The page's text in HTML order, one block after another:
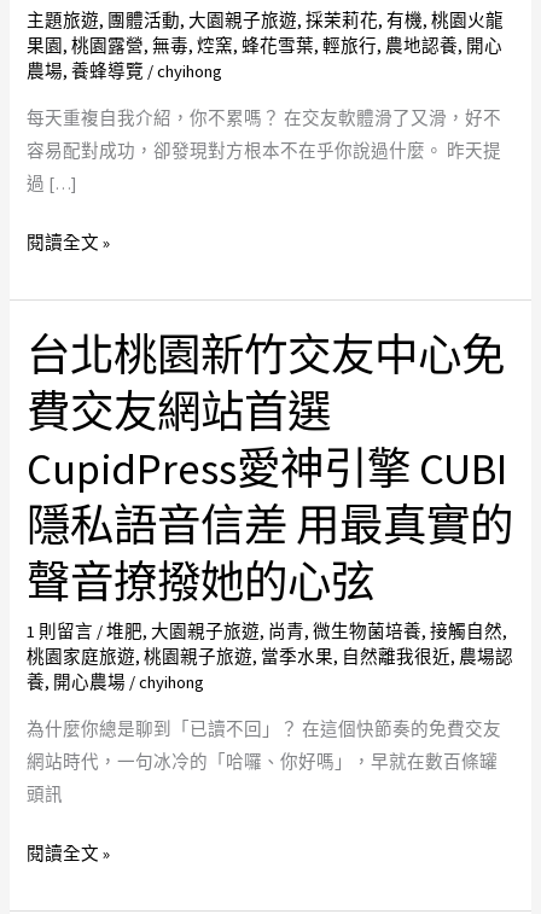
主題旅遊, 團體活動,大園親子旅遊,採茉莉花,有機,桃園火龍
果園,桃園露營,無毒,焢窯,蜂花雪葉,輕旅行, 農地認養, 開心
農場,養蜂導覽 /chyihong
每天重複自我介紹，你不累嗎？ 在交友軟體滑了又滑，好不
容易配對成功，卻發現對方根本不在乎你說過什麼。 昨天提
過 […]
音
情
人
推
薦
台
未
誼
首
選
屬
AI
女
友
Saejin
超
強
憶
陪
伴
告
閱讀全文 »
台北桃園新竹交友中心免
費交友網站首選
CupidPress愛神引擎 CUBI
隱私語音信差 用最真實的
聲音撩撥她的心弦
1 則留言 /堆肥,大園親子旅遊, 尚青,微生物菌培養,接觸自然,
桃園家庭旅遊,桃園親子旅遊, 當季水果, 自然離我很近, 農場認
養, 開心農場 /chyihong
為什麼你總是聊到「已讀不回」？ 在這個快節奏的免費交友
網站時代，一句冰冷的「哈囉、你好嗎」，早就在數百條罐
頭訊
台
北
桃
新
竹
交
友
中
心
免
交
友
網
首
閱讀全文 »